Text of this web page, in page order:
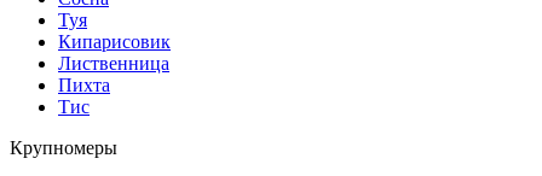
Туя
Кипарисовик
Лиственница
Пихта
Тис
Крупномеры